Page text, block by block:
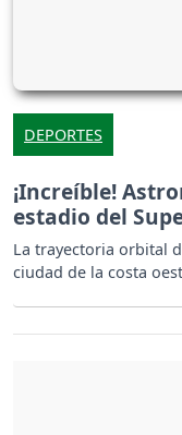
DEPORTES
¡Increíble!
estadio del
La trayectoria orbital
ciudad de la costa